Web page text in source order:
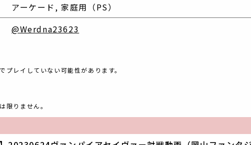
アーケード, 家庭用（PS）
@Werdna23623
レイしていない可能性があります。
限りません。